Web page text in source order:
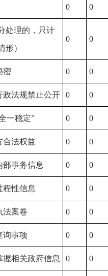
0 0
处理的，只计
形）
0 0
密 0 0
政法规禁止公开 0 0
一稳定” 0 0
合法权益 0 0
部事务信息 0 0
程性信息 0 0
法案卷 0 0
询事项 0 0
握相关政府信息 0 0